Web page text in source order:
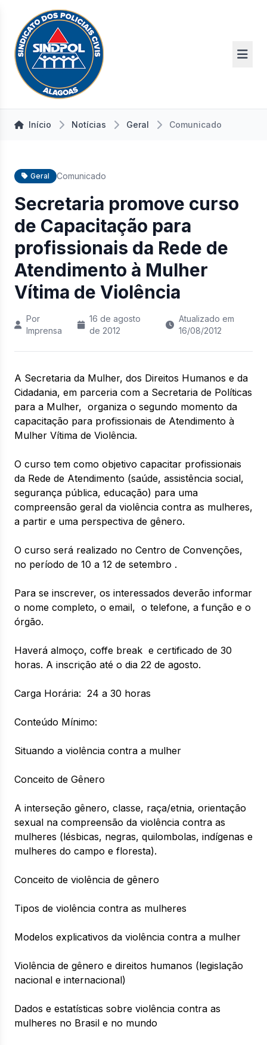
Início Notícias Geral Comunicado
Geral Comunicado
Secretaria promove curso
de Capacitação para
profissionais da Rede de
Atendimento à Mulher
Vítima de Violência
Por
Imprensa
16 de agosto
de 2012
Atualizado em
16/08/2012
A Secretaria da Mulher, dos Direitos Humanos e da
Cidadania, em parceria com a Secretaria de Políticas
para a Mulher, organiza o segundo momento da
capacitação para profissionais de Atendimento à
Mulher Vítima de Violência.
O curso tem como objetivo capacitar profissionais
da Rede de Atendimento (saúde, assistência social,
segurança pública, educação) para uma
compreensão geral da violência contra as mulheres,
a partir e uma perspectiva de gênero.
O curso será realizado no Centro de Convenções,
no período de 10 a 12 de setembro .
Para se inscrever, os interessados deverão informar
o nome completo, o email, o telefone, a função e o
órgão.
Haverá almoço, coffe break e certificado de 30
horas. A inscrição até o dia 22 de agosto.
Carga Horária: 24 a 30 horas
Conteúdo Mínimo:
Situando a violência contra a mulher
Conceito de Gênero
A interseção gênero, classe, raça/etnia, orientação
sexual na compreensão da violência contra as
mulheres (lésbicas, negras, quilombolas, indígenas e
mulheres do campo e floresta).
Conceito de violência de gênero
Tipos de violência contra as mulheres
Modelos explicativos da violência contra a mulher
Violência de gênero e direitos humanos (legislação
nacional e internacional)
Dados e estatísticas sobre violência contra as
mulheres no Brasil e no mundo